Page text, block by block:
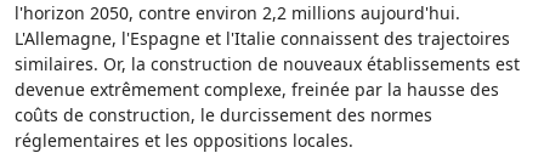
l'horizon 2050, contre environ 2,2 millions aujourd'hui.
L'Allemagne, l'Espagne et l'Italie connaissent des trajectoires
similaires. Or, la construction de nouveaux établissements est
devenue extrêmement complexe, freinée par la hausse des
coûts de construction, le durcissement des normes
réglementaires et les oppositions locales.